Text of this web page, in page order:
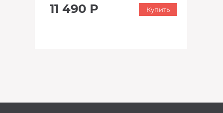
11 490 Р Купить